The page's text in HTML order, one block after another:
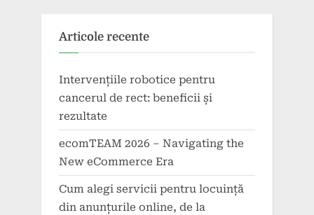
Articole recente
Intervențiile robotice pentru
cancerul de rect: beneficii și
rezultate
ecomTEAM 2026 – Navigating the
New eCommerce Era
Cum alegi servicii pentru locuință
din anunțurile online, de la